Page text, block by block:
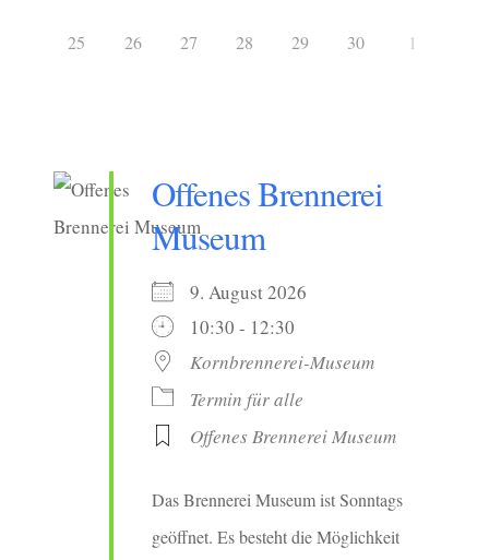
25 26 27 28 29 30 1
Offenes Brennerei
Museum
9. August 2026
10:30 - 12:30
Kornbrennerei-Museum
Termin für alle
Offenes Brennerei Museum
Das Brennerei Museum ist Sonntags
geöffnet. Es besteht die Möglichkeit